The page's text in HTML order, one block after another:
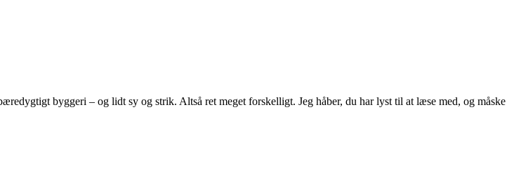
byggeri – og lidt sy og strik. Altså ret meget forskelligt. Jeg håber, du har lyst til at læse med, og måske